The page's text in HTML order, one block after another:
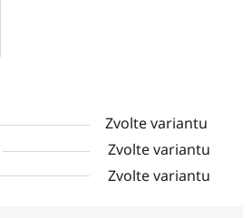
Zvolte variantu
Zvolte variantu
Zvolte variantu